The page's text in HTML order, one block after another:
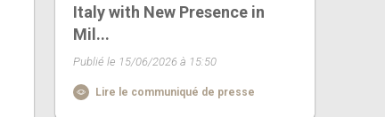
Italy with New Presence in
Mil...
Publié le 15/06/2026 à 15:50
Lire le communiqué de presse